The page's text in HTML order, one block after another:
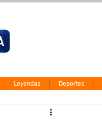
Leyendas Deportes